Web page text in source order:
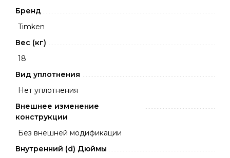
Бренд
Timken
Вес (кг)
18
Вид уплотнения
Нет уплотнения
Внешнее изменение
конструкции
Без внешней модификации
Внутренний (d) Дюймы